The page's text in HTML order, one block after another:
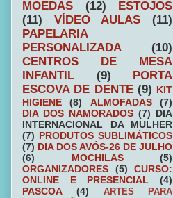
MOEDAS
(12)
ESTOJOS
(11)
VÍDEO AULAS
(11)
PAPELARIA
PERSONALIZADA
(10)
CENTROS DE MESA
INFANTIL
(9)
PORTA
ESCOVA DE DENTE (9) KIT
HIGIENE
(8) ALMOFADAS
(7)
DIA DOS NAMORADOS (7) DIA
INTERNACIONAL DA MULHER
(7) PRODUTOS SUBLIMÁTICOS
(7) DIA DOS AVÓS-26 DE JULHO
(6)
MOCHILAS
(5)
ORGANIZADORES
(5)
CURSO:
ONLINE E PRESENCIAL
(4)
PASCOA
(4)
ARTES PARA